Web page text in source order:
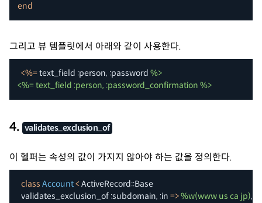
end
그리고 뷰 템플릿에서 아래와 같이 사용한다.
<%= text_field :person, :password %>
<%= text_field :person, :password_confirmation %>
4. validates_exclusion_of
이 헬퍼는 속성의 값이 가지지 않아야 하는 값을 정의한다.
class Account< ActiveRecord::Base
  validates_exclusion_of
:subdomain, :in =>%w(www us ca jp),